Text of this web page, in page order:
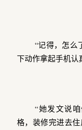
“记得，怎么
下动作拿起手机认
“她发文说
格，装修完进去